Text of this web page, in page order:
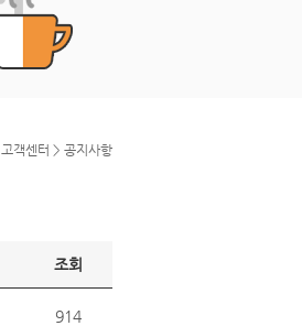
고객센터 > 공지사항
조회
914